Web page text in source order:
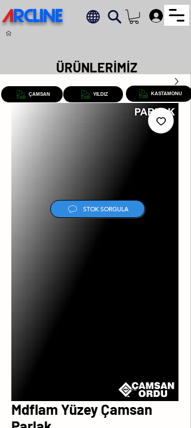
ARCLINE
Mdflam Yüzey Çamsan
ÇAMSAN YILDIZ KASTAMONU
STOK SORGULA
ÜRÜNLERİMİZ